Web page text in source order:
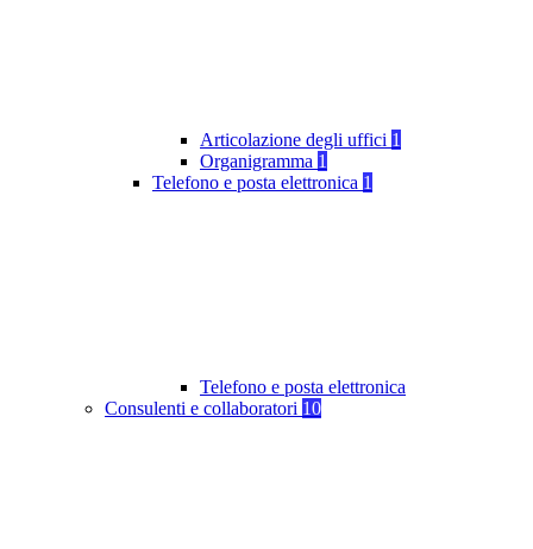
Articolazione degli uffici 1
Organigramma 1
Telefono e posta elettronica 1
Telefono e posta elettronica
Consulenti e collaboratori 10